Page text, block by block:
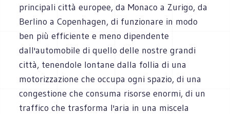
principali città europee, da Monaco a Zurigo, da
Berlino a Copenhagen, di funzionare in modo
ben più efficiente e meno dipendente
dall'automobile di quello delle nostre grandi
città, tenendole lontane dalla follia di una
motorizzazione che occupa ogni spazio, di una
congestione che consuma risorse enormi, di un
traffico che trasforma l'aria in una miscela